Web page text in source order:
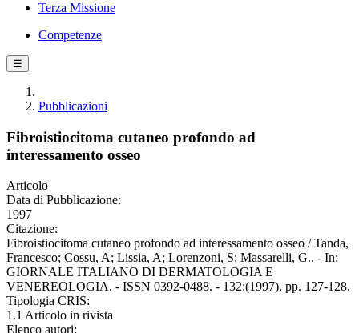
Terza Missione
Competenze
☰
Pubblicazioni
Fibroistiocitoma cutaneo profondo ad
interessamento osseo
Articolo
Data di Pubblicazione:
1997
Citazione:
Fibroistiocitoma cutaneo profondo ad interessamento osseo / Tanda,
Francesco; Cossu, A; Lissia, A; Lorenzoni, S; Massarelli, G.. - In:
GIORNALE ITALIANO DI DERMATOLOGIA E
VENEREOLOGIA. - ISSN 0392-0488. - 132:(1997), pp. 127-128.
Tipologia CRIS:
1.1 Articolo in rivista
Elenco autori: